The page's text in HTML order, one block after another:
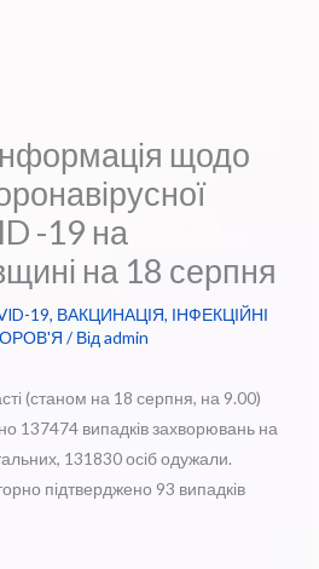
щодо
-19 на
на 18 серпня
19, ВАКЦИНАЦІЯ, ІНФЕКЦІЙНІ
/ Відadmin
(станом на 18 серпня, на 9.00)
137474 випадків захворювань на
131830 осіб одужали.
підтверджено 93 випадків